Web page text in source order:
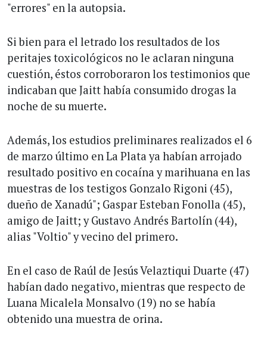
"errores" en la autopsia.
Si bien para el letrado los resultados de los
peritajes toxicológicos no le aclaran ninguna
cuestión, éstos corroboraron los testimonios que
indicaban que Jaitt había consumido drogas la
noche de su muerte.
Además, los estudios preliminares realizados el 6
de marzo último en La Plata ya habían arrojado
resultado positivo en cocaína y marihuana en las
muestras de los testigos Gonzalo Rigoni (45),
dueño de Xanadú"; Gaspar Esteban Fonolla (45),
amigo de Jaitt; y Gustavo Andrés Bartolín (44),
alias "Voltio" y vecino del primero.
En el caso de Raúl de Jesús Velaztiqui Duarte (47)
habían dado negativo, mientras que respecto de
Luana Micalela Monsalvo (19) no se había
obtenido una muestra de orina.